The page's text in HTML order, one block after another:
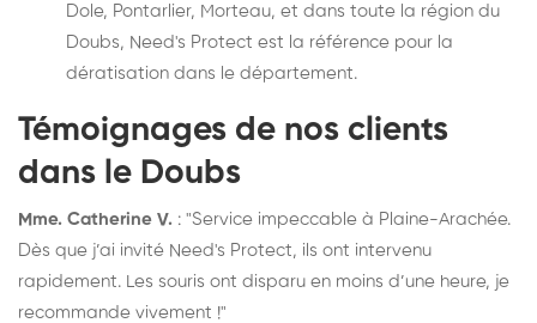
Dole, Pontarlier, Morteau, et dans toute la région du
Doubs, Need's Protect est la référence pour la
dératisation dans le département.
Témoignages de nos clients
dans le Doubs
Mme. Catherine V. : "Service impeccable à Plaine-Arachée.
Dès que j’ai invité Need's Protect, ils ont intervenu
rapidement. Les souris ont disparu en moins d’une heure, je
recommande vivement !"